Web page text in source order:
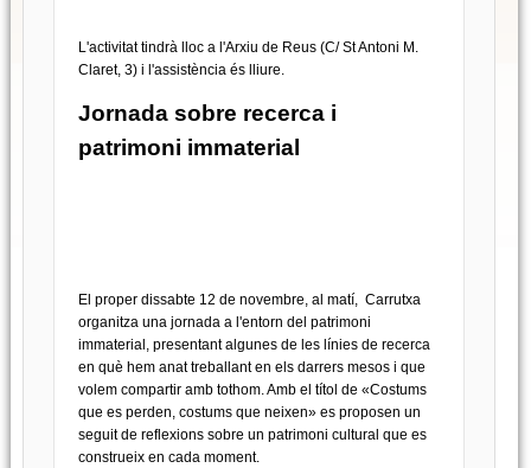
L'activitat tindrà lloc a l'Arxiu de Reus (C/ St Antoni M.
Claret, 3) i l'assistència és lliure.
Jornada sobre recerca i
patrimoni immaterial
El proper dissabte 12 de novembre, al matí, Carrutxa
organitza una jornada a l'entorn del patrimoni
immaterial, presentant algunes de les línies de recerca
en què hem anat treballant en els darrers mesos i que
volem compartir amb tothom. Amb el títol de «Costums
que es perden, costums que neixen» es proposen un
seguit de reflexions sobre un patrimoni cultural que es
construeix en cada moment.